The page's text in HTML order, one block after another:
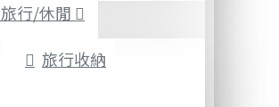
旅行/休閒
旅行收納